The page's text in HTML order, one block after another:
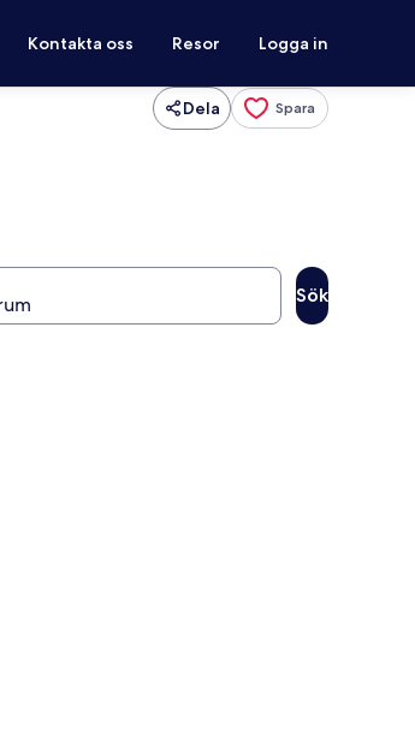
Kontakta oss Resor Logga in
Dela Spara
Sök